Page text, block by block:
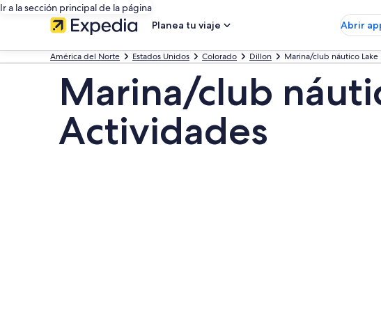
Ir a la sección principal de la página
Planea tu viaje
Abrir
América del Norte Estados Unidos Colorado Dillon Marina/club náutico
Marina/club
Actividades